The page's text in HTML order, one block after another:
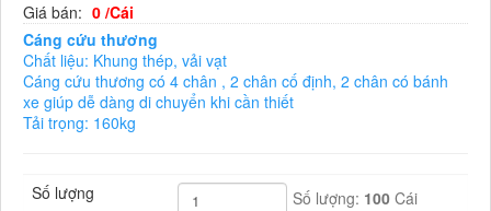
Giá bán: 0 /Cái
Cáng cứu thương
Chất liệu: Khung thép, vải vạt
Cáng cứu thương có 4 chân , 2 chân cố định, 2 chân có bánh
xe giúp dễ dàng di chuyển khi cần thiết
Tải trọng: 160kg
Số lượng Số lượng: 100 Cái